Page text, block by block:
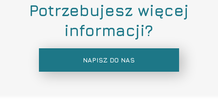
Potrzebujesz więcej
informacji?
NAPISZ DO NAS